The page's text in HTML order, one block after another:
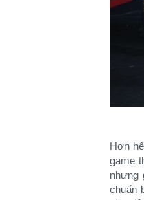
Hơn
game
nhưng
chuẩn